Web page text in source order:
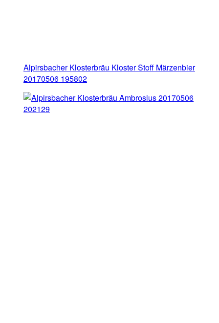
Alpirsbacher Klosterbräu Kloster Stoff Märzenbier
20170506 195802